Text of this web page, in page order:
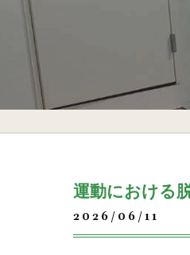
運動における
2026/06/11